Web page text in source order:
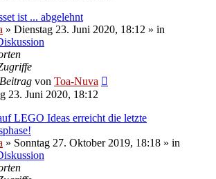
ist ... abgelehnt
» Dienstag 23. Juni 2020, 18:12 » in
von Toa-Nuva
23. Juni 2020, 18:12
LEGO Ideas erreicht die letzte
» Sonntag 27. Oktober 2019, 18:18 » in